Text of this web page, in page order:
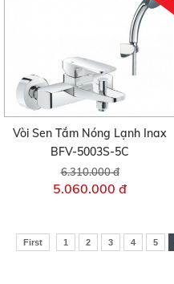
Vòi Sen Tắm Nóng Lạnh Inax
BFV-5003S-5C
6.310.000 đ
5.060.000 đ
First 1 2 3 4 5